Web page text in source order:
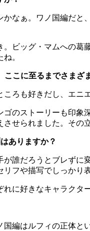
なぁ。ワノ国編だと
ビッグ・マムへの
。
こに至るまでさまざ
ろも好きだし、エニ
のストーリーも印
せられました。その
ありますか？
誰だろうとブレずに
フや描写でしっかり
に好きなキャラクタ
編はルフィの正体と